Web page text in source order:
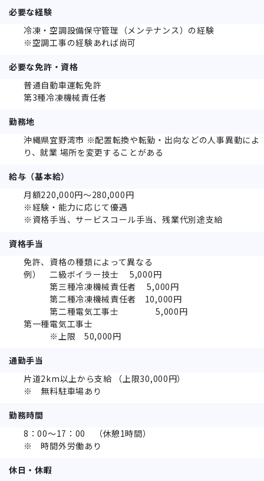
必要な経験
冷凍・空調設備保守管理（メンテナンス）の経験
※空調工事の経験あれば尚可
必要な免許・資格
普通自動車運転免許
第3種冷凍機械責任者
勤務地
沖縄県宜野湾市 ※配置転換や転勤・出向などの人事異動によ
り、就業 場所を変更することがある
給与（基本給）
月額220,000円～280,000円
※経験・能力に応じて優遇
※資格手当、サービスコール手当、残業代別途支給
資格手当
免許、資格の種類によって異なる
例） 二級ボイラー技士 5,000円
第三種冷凍機械責任者 5,000円
第二種冷凍機械責任者 10,000円
第二種電気工事士 5,000円
第一種電気工事士
※上限 50,000円
通勤手当
片道2km以上から支給 （上限30,000円）
※ 無料駐車場あり
勤務時間
8：00～17：00 （休憩1時間）
※ 時間外労働あり
休日・休暇